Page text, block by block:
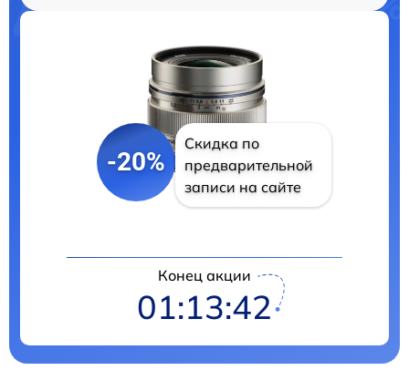
-20%
Скидка по
предварительной
записи на сайте
Конец акции
01:13:41